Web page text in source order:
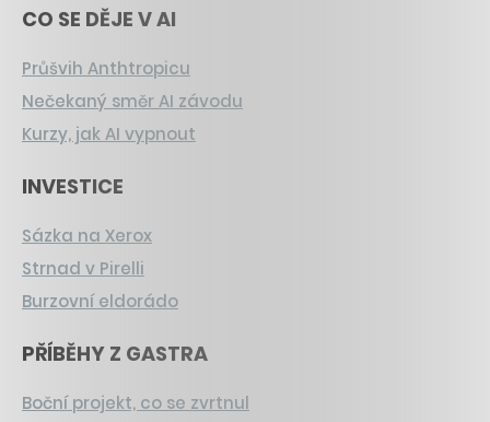
CO SE DĚJE V AI
Průšvih Anthtropicu
Nečekaný směr AI závodu
Kurzy, jak AI vypnout
INVESTICE
Sázka na Xerox
Strnad v Pirelli
Burzovní eldorádo
PŘÍBĚHY Z GASTRA
Boční projekt, co se zvrtnul